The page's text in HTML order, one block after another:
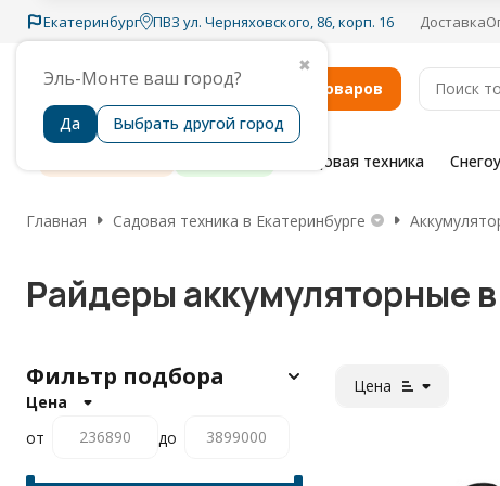
Екатеринбург
✖
Эль-Монте ваш город?
Да Выбрать другой город
ПВЗ ул. Черняховского, 86, корп. 16 Доставка
Каталог товаров
Садовая техника
Главная Садовая техника в Екатеринбурге
Райдеры аккумуляторные
Цена
Фильтр подбора
Цена
от
до